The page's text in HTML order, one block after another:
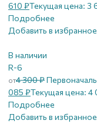
610 ₽Текущая цена: 3
Подробнее
Добавить в избранное
В наличии
R-6
от4 300₽
085 ₽Текущая цена: 4
Подробнее
Добавить в избранное